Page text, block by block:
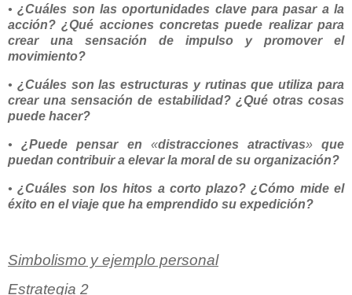
•¿Cuáles son las oportunidades clave para pasar a la
acción? ¿Qué acciones concretas puede realizar para
crear una sensación de impulso y promover el
movimiento?
• ¿Cuáles son las estructuras y rutinas que utiliza para
crear una sensación de estabilidad? ¿Qué otras cosas
puede hacer?
•¿Puede pensar en «distracciones atractivas»que
puedan contribuir a elevar la moral de su organización?
•¿Cuáles son los hitos a corto plazo? ¿Cómo mide el
éxito en el viaje que ha emprendido su expedición?
Simbolismo y ejemplo personal
Estrategia 2